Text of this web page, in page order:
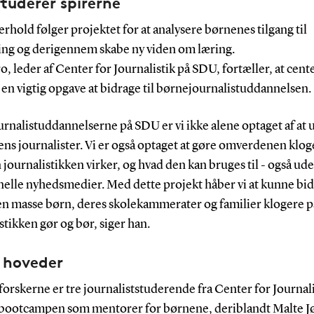
følger projektet for at analysere børnenes tilgang til
og derigennem skabe ny viden om læring.
leder af Center for Journalistik på SDU, fortæller, at
en vigtig opgave at bidrage til børnejournalistuddannelsen.
på SDU er vi ikke alene optaget af at
journalister. Vi er også optaget at gøre omverdenen
journalistikken virker, og hvad den kan bruges til - også
nyhedsmedier. Med dette projekt håber vi at kunne
masse børn, deres skolekammerater og familier klogere
gør og bør, siger han.
er tre journaliststuderende fra Center for
som mentorer for børnene, deriblandt Malte